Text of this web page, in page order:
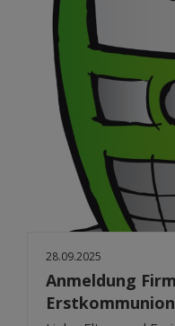
28.09.2025
Anmeldung
Erstkommunion